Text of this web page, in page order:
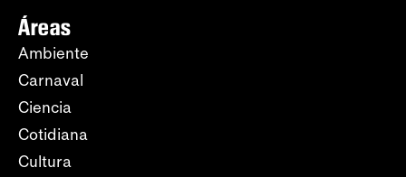
Áreas
Ambiente
Carnaval
Ciencia
Cotidiana
Cultura